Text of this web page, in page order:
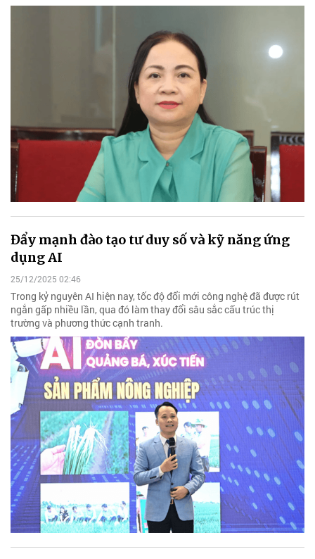
Đẩy mạnh đào tạo tư duy số và kỹ năng ứng
dụng AI
25/12/2025 02:46
Trong kỷ nguyên AI hiện nay, tốc độ đổi mới công nghệ đã được rút
ngắn gấp nhiều lần, qua đó làm thay đổi sâu sắc cấu trúc thị
trường và phương thức cạnh tranh.